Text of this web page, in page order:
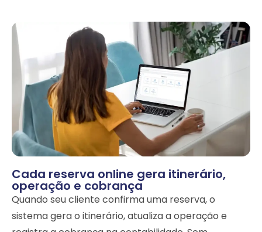
Cada reserva online gera itinerário,
operação e cobrança
Quando seu cliente confirma uma reserva, o
sistema gera o itinerário, atualiza a operação e